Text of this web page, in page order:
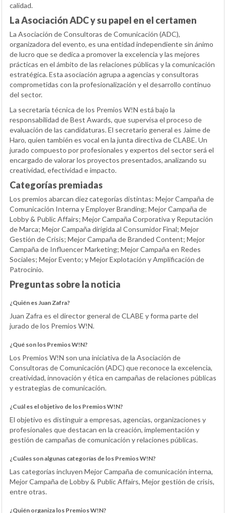
calidad.
La Asociación ADC y su papel en el certamen
La Asociación de Consultoras de Comunicación (ADC),
organizadora del evento, es una entidad independiente sin ánimo
de lucro que se dedica a promover la excelencia y las mejores
prácticas en el ámbito de las relaciones públicas y la comunicación
estratégica. Esta asociación agrupa a agencias y consultoras
comprometidas con la profesionalización y el desarrollo continuo
del sector.
La secretaría técnica de los Premios W!N está bajo la
responsabilidad de Best Awards, que supervisa el proceso de
evaluación de las candidaturas. El secretario general es Jaime de
Haro, quien también es vocal en la junta directiva de CLABE. Un
jurado compuesto por profesionales y expertos del sector será el
encargado de valorar los proyectos presentados, analizando su
creatividad, efectividad e impacto.
Categorías premiadas
Los premios abarcan diez categorías distintas: Mejor Campaña de
Comunicación Interna y Employer Branding; Mejor Campaña de
Lobby & Public Affairs; Mejor Campaña Corporativa y Reputación
de Marca; Mejor Campaña dirigida al Consumidor Final; Mejor
Gestión de Crisis; Mejor Campaña de Branded Content; Mejor
Campaña de Influencer Marketing; Mejor Campaña en Redes
Sociales; Mejor Evento; y Mejor Explotación y Amplificación de
Patrocinio.
Preguntas sobre la noticia
¿Quién es Juan Zafra?
Juan Zafra es el director general de CLABE y forma parte del
jurado de los Premios W!N.
¿Qué son los Premios W!N?
Los Premios W!N son una iniciativa de la Asociación de
Consultoras de Comunicación (ADC) que reconoce la excelencia,
creatividad, innovación y ética en campañas de relaciones públicas
y estrategias de comunicación.
¿Cuál es el objetivo de los Premios W!N?
El objetivo es distinguir a empresas, agencias, organizaciones y
profesionales que destacan en la creación, implementación y
gestión de campañas de comunicación y relaciones públicas.
¿Cuáles son algunas categorías de los Premios W!N?
Las categorías incluyen Mejor Campaña de comunicación interna,
Mejor Campaña de Lobby & Public Affairs, Mejor gestión de crisis,
entre otras.
¿Quién organiza los Premios W!N?